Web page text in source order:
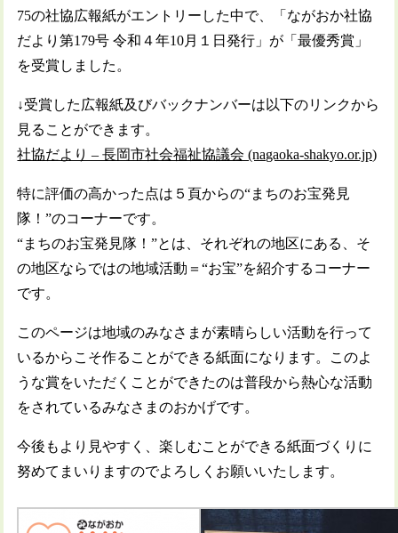
75の社協広報紙がエントリーした中で、「ながおか社協
だより第179号 令和４年10月１日発行」が「最優秀賞」
を受賞しました。
↓受賞した広報紙及びバックナンバーは以下のリンクから
見ることができます。
社協だより – 長岡市社会福祉協議会 (nagaoka-shakyo.or.jp)
特に評価の高かった点は５頁からの“まちのお宝発見
隊！”のコーナーです。
“まちのお宝発見隊！”とは、それぞれの地区にある、そ
の地区ならではの地域活動＝“お宝”を紹介するコーナー
です。
このページは地域のみなさまが素晴らしい活動を行って
いるからこそ作ることができる紙面になります。このよ
うな賞をいただくことができたのは普段から熱心な活動
をされているみなさまのおかげです。
今後もより見やすく、楽しむことができる紙面づくりに
努めてまいりますのでよろしくお願いいたします。